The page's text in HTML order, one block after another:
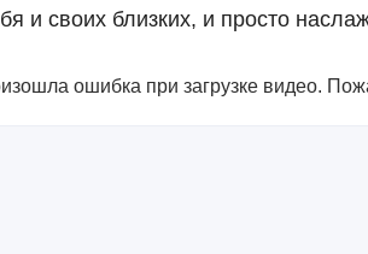
и своих близких, и просто
ошибка при загрузке видео.